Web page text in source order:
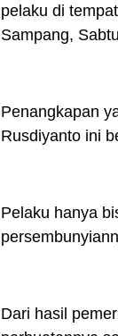
pelaku di
Sampang,
Penangkapan
Rusdiyanto ini
Pelaku hanya
Dari hasil